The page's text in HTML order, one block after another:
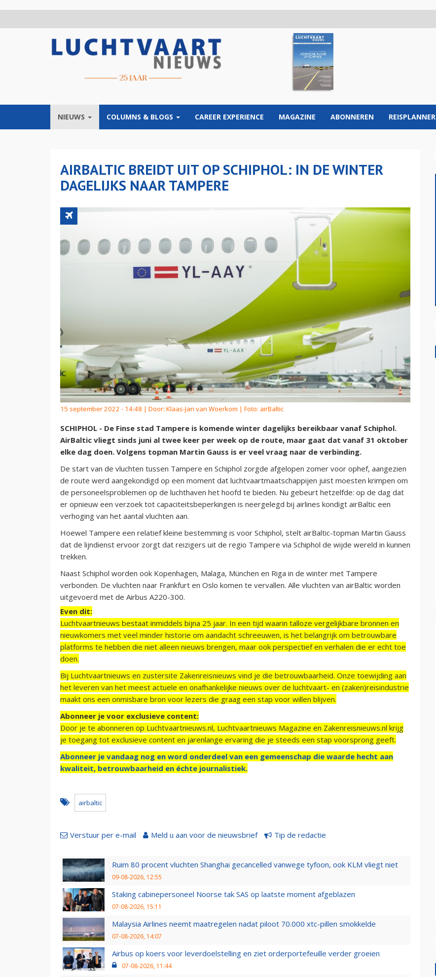
NIEUWS COLUMNS & BLOGS CAREER EXPERIENCE MAGAZINE ABONNEREN REISPLANNER
AIRBALTIC BREIDT UIT OP SCHIPHOL: IN DE WINTER
DAGELIJKS NAAR TAMPERE
15 september 2022 - 14:48 | Door: Klaas-Jan van Woerkom | Foto: airBaltic
SCHIPHOL - De Finse stad Tampere is komende winter dagelijks bereikbaar vanaf Schiphol.
AirBaltic vliegt sinds juni al twee keer per week op de route, maar gaat dat vanaf 31 oktober
elke dag doen. Volgens topman Martin Gauss is er veel vraag naar de verbinding.
De start van de vluchten tussen Tampere en Schiphol zorgde afgelopen zomer voor ophef, aangezien
de route werd aangekondigd op een moment dat luchtvaartmaatschappijen juist moesten krimpen om
de personeelsproblemen op de luchthaven het hoofd te bieden. Nu gebeurt hetzelfde: op de dag dat
er opnieuw een verzoek tot capaciteitsbeperkingen is neergelegd bij airlines kondigt airBaltic een
verhoging van het aantal vluchten aan.
Hoewel Tampere een relatief kleine bestemming is voor Schiphol, stelt airBaltic-topman Martin Gauss
dat de lijndienst ervoor zorgt dat reizigers uit de regio Tampere via Schiphol de wijde wereld in kunnen
trekken.
Naast Schiphol worden ook Kopenhagen, Malaga, München en Riga in de winter met Tampere
verbonden. De vluchten naar Frankfurt en Oslo komen te vervallen. Alle vluchten van airBaltic worden
uitgevoerd met de Airbus A220-300.
Even dit:
Luchtvaartnieuws bestaat inmiddels bijna 25 jaar. In een tijd waarin talloze vergelijkbare bronnen en
nieuwkomers met veel minder historie om aandacht schreeuwen, is het belangrijk om betrouwbare
platforms te hebben die niet alleen nieuws brengen, maar ook perspectief en verhalen die er echt toe
doen.
Bij Luchtvaartnieuws en zustersite Zakenreisnieuws vind je die betrouwbaarheid. Onze toewijding aan
het leveren van het meest actuele en onafhankelijke nieuws over de luchtvaart- en (zaken)reisindustrie
maakt ons een onmisbare bron voor lezers die graag een stap voor willen blijven.
Abonneer je voor exclusieve content:
Door je te abonneren op Luchtvaartnieuws.nl, Luchtvaartnieuws Magazine en Zakenreisnieuws.nl krijg
je toegang tot exclusieve content en jarenlange ervaring die je steeds een stap voorsprong geeft.
Abonneer je vandaag nog en word onderdeel van een gemeenschap die waarde hecht aan
kwaliteit, betrouwbaarheid en échte journalistiek.
airbaltic
Verstuur per e-mail Meld u aan voor de nieuwsbrief Tip de redactie
Ruim 80 procent vluchten Shanghai gecancelled vanwege tyfoon, ook KLM vliegt niet
09-08-2026, 12:55
Staking cabinepersoneel Noorse tak SAS op laatste moment afgeblazen
07-08-2026, 15:11
Malaysia Airlines neemt maatregelen nadat piloot 70.000 xtc-pillen smokkelde
07-08-2026, 14:07
Airbus op koers voor leverdoelstelling en ziet orderportefeuille verder groeien
07-08-2026, 11:44